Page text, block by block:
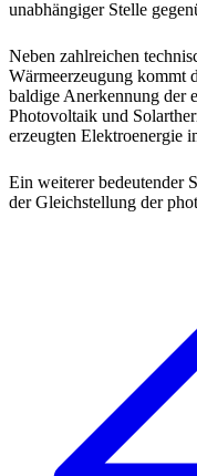
unabhängiger Stelle
Neben zahlreichen
Wärmeerzeugung kommt
baldige Anerkennung der
Photovoltaik und
erzeugten Elektroenergie
Ein weiterer bedeutender
der Gleichstellung der